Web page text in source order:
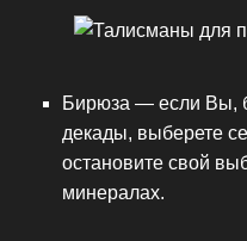
Бирюза — если Вы,
декады, выберете
остановите свой
минералах.